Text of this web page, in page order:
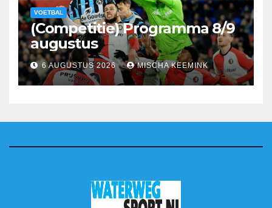
VOETBAL
(Competitie) Programma 8/9
augustus
6 AUGUSTUS 2026 MISCHA KEEMINK